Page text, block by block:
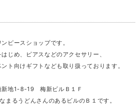
ピースショップです。
じめ、ピアスなどのアクセサリー、
ト向けギフトなども取り扱っております。
新地1-8-19 梅新ビルＢ１Ｆ
うどんさんのあるビルのＢ１です。